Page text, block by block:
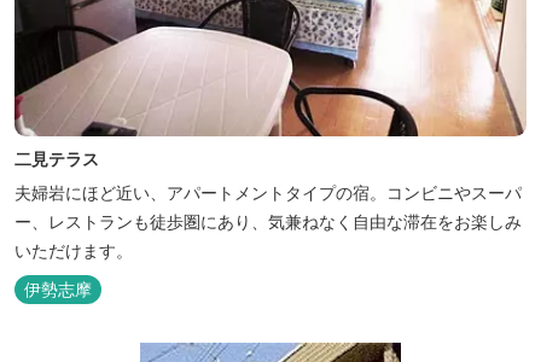
二見テラス
夫婦岩にほど近い、アパートメントタイプの宿。コンビニやスーパ
ー、レストランも徒歩圏にあり、気兼ねなく自由な滞在をお楽しみ
いただけます。
伊勢志摩